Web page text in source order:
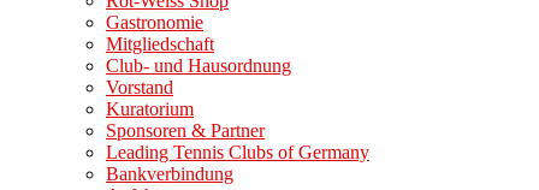
Gastronomie
Mitgliedschaft
Club- und Hausordnung
Vorstand
Kuratorium
Sponsoren & Partner
Leading Tennis Clubs of Germany
Bankverbindung